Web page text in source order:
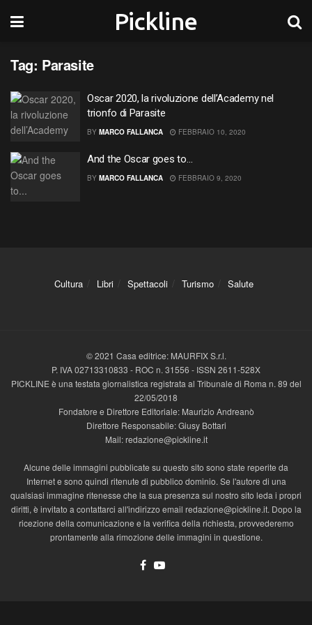
Pickline
Tag: Parasite
Oscar 2020, la rivoluzione dell’Academy nel
trionfo di Parasite
BY MARCO FALLANCA FEBBRAIO 10, 2020
And the Oscar goes to…
BY MARCO FALLANCA FEBBRAIO 9, 2020
Cultura Libri Spettacoli Turismo Salute
© 2021 Casa editrice: MAURFIX S.r.l.
P. IVA 02713310833 - ROC n. 31556 - ISSN 2611-528X
PICKLINE è una testata giornalistica registrata al Tribunale di Roma n. 89 del
22/05/2018
Fondatore e Direttore Editoriale: Maurizio Andreanò
Direttore Responsabile: Giusy Bottari
Mail: redazione@pickline.it
Alcune delle immagini pubblicate su questo sito sono state reperite da
Internet e sono quindi ritenute di pubblico dominio. Se l'autore di una
qualsiasi immagine ritenesse che la sua presenza sul nostro sito leda i propri
diritti, è invitato a contattarci all'indirizzo email redazione@pickline.it. Dopo la
ricezione della comunicazione e la verifica della richiesta, provvederemo
prontamente alla rimozione delle immagini in questione.